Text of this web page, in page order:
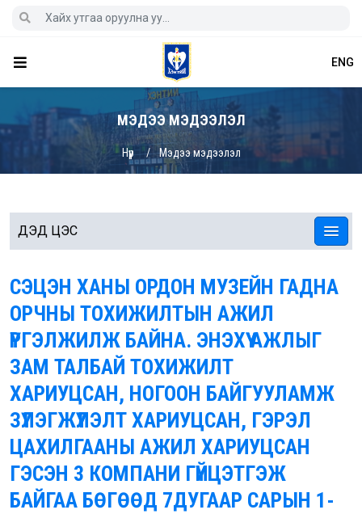
ENG
МЭДЭЭ МЭДЭЭЛЭЛ
Нүүр Мэдээ мэдээлэл
ДЭД ЦЭС
СЭЦЭН ХАНЫ ОРДОН МУЗЕЙН ГАДНА
ОРЧНЫ ТОХИЖИЛТЫН АЖИЛ
ҮРГЭЛЖИЛЖ БАЙНА. ЭНЭХҮҮ АЖЛЫГ
ЗАМ ТАЛБАЙ ТОХИЖИЛТ
ХАРИУЦСАН, НОГООН БАЙГУУЛАМЖ
ЗҮЛЭГЖҮҮЛЭЛТ ХАРИУЦСАН, ГЭРЭЛ
ЦАХИЛГААНЫ АЖИЛ ХАРИУЦСАН
ГЭСЭН 3 КОМПАНИ ГҮЙЦЭТГЭЖ
БАЙГАА БӨГӨӨД 7ДУГААР САРЫН 1-